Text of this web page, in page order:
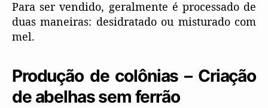
Para ser vendido, geralmente é processado de
duas maneiras: desidratado ou misturado com
mel.
Produção de colônias – Criação
de abelhas sem ferrão